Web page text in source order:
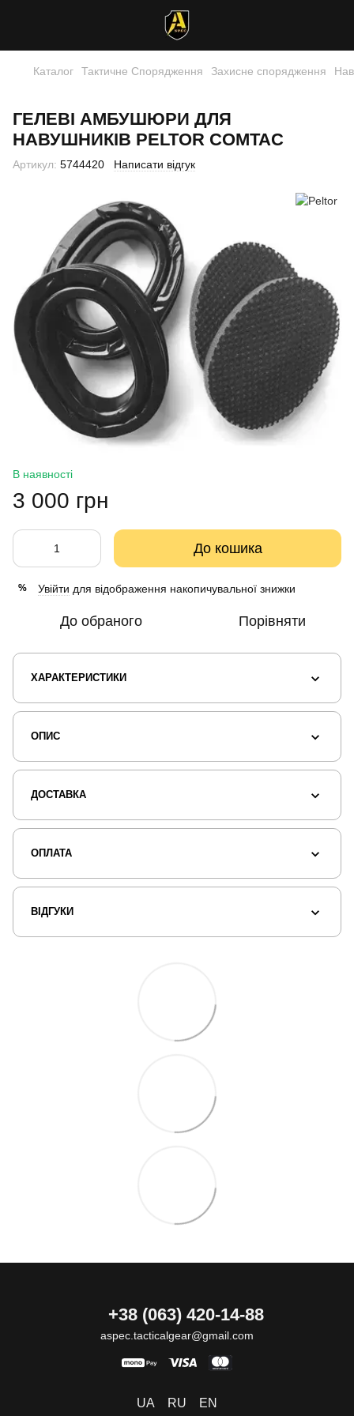
Каталог Тактичне Спорядження Захисне спорядження
ГЕЛЕВІ АМБУШЮРИ ДЛЯ
НАВУШНИКІВ PELTOR COMTAC
Артикул: 5744420 Написати відгук
В наявності
3 000 грн
До кошика
% Увійти для відображення накопичувальної знижки
До обраного Порівняти
ХАРАКТЕРИСТИКИ
ОПИС
ДОСТАВКА
ОПЛАТА
ВІДГУКИ
+38 (063) 420-14-88
aspec.tacticalgear@gmail.com
UA RU EN